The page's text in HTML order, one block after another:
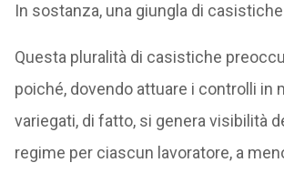
In sostanza, una giungla di
Questa pluralità di casistiche
poiché, dovendo attuare i controlli in
variegati, di fatto, si genera visibilità
regime per ciascun lavoratore, a